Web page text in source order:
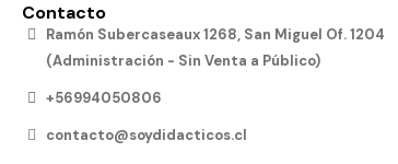
Contacto
Ramón Subercaseaux 1268, San Miguel Of. 1204
(Administración - Sin Venta a Público)
+56994050806
contacto@soydidacticos.cl